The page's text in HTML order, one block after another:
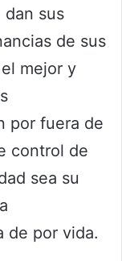
dan sus
de sus
mejor y
por fuera de
control de
sea su
de por vida.